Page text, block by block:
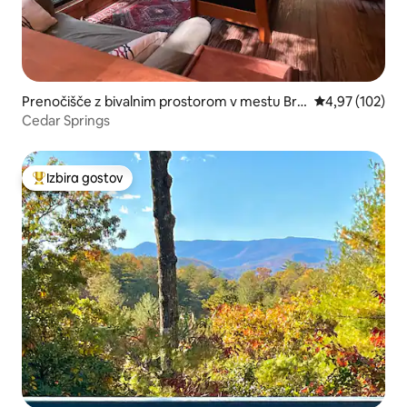
Prenočišče z bivalnim prostorom v mestu Bre
vard
Povprečna
4,97 (102)
Cedar Springs
Najbolj priljubljena prenočišča z značko »Izbira gostov«
Izbira gostov